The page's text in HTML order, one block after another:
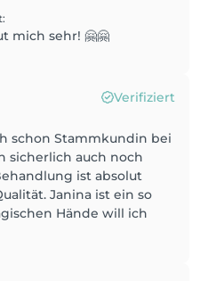
:
mich sehr! 🤗🤗
Verifiziert
schon Stammkundin bei
sicherlich auch noch
ist absolut
Janina ist ein so
Hände will ich